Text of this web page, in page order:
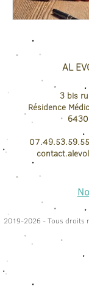
AL
3 bis
Résidence
contact.
2019-2026 - Tous droits